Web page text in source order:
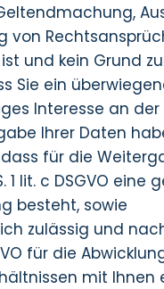
von
und kein Grund
Sie ein
Interesse an der
Ihrer Daten
für die
1 lit. c DSGVO eine
besteht, sowie
zulässig und nach
für die
mit Ihnen